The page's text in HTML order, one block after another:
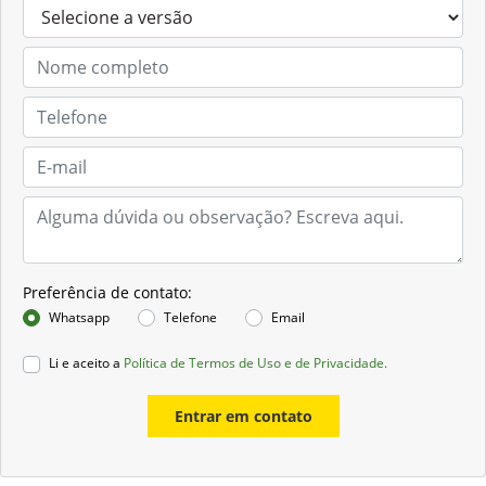
Preferência de contato:
Whatsapp Telefone Email
Li e aceito a Política de Termos de Uso e de Privacidade.
Entrar em contato